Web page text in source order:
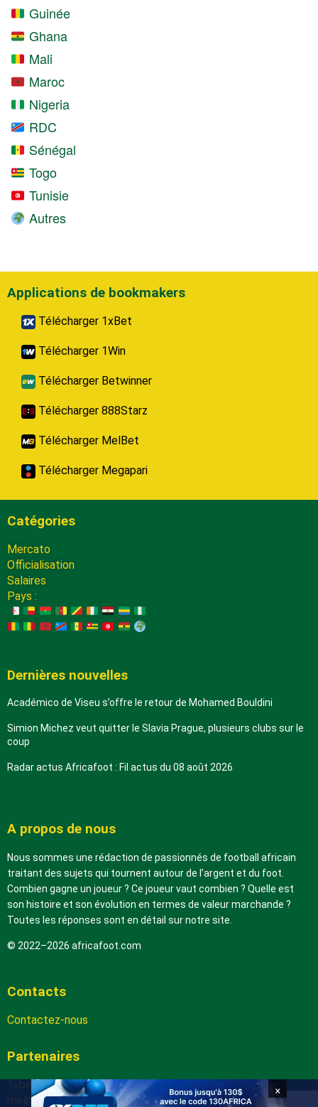
Guinée
Ghana
Mali
Maroc
Nigeria
RDC
Sénégal
Togo
Tunisie
Autres
Applications de bookmakers
Télécharger 1xBet
Télécharger 1Win
Télécharger Betwinner
Télécharger 888Starz
Télécharger MelBet
Télécharger Megapari
Catégories
Mercato
Officialisation
Salaires
Pays :
Dernières nouvelles
Académico de Viseu s’offre le retour de Mohamed Bouldini
Simion Michez veut quitter le Slavia Prague, plusieurs clubs sur le
coup
Radar actus Africafoot : Fil actus du 08 août 2026
A propos de nous
Nous sommes une rédaction de passionnés de football africain
traitant des sujets qui tournent autour de l’argent et du foot.
Combien gagne un joueur ? Ce joueur vaut combien ? Quelle est
son histoire et son évolution en termes de valeur marchande ?
Toutes les réponses sont en détail sur notre site.
© 2022–2026 africafoot.com
Contacts
Contactez-nous
Partenaires
1xbetapk.africafoot.com
melbet.africafoot.com
×